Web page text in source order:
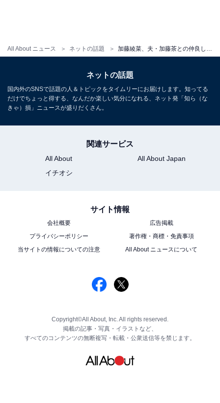
All About ニュース ネットの話題
ネットの話題
国内外のSNSで話題の人＆トピックをタイムリーにお届けします。知ってる
だけでちょっと得する、なんだか楽しい気分になれる、ネット発「知ら（な
きゃ）損」ニュースが盛りだくさん。
関連サービス
All About
All About Japan
イチオシ
サイト情報
会社概要
広告掲載
プライバシーポリシー
著作権・商標・免責事項
当サイトの情報についての注意
All About ニュースについて
Copyright©All About, Inc. All rights reserved.
掲載の記事・写真・イラストなど、
すべてのコンテンツの無断複写・転載・公衆送信等を禁じます。